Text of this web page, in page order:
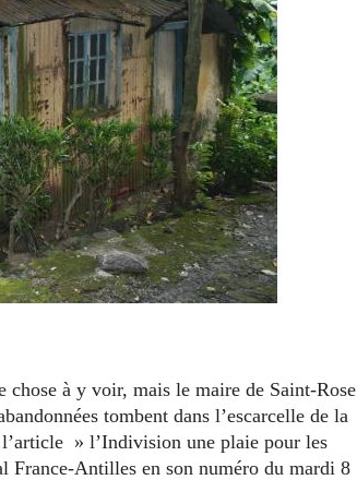
à y voir, mais le maire de Saint-Rose
tombent dans l’escarcelle de la
» l’Indivision une plaie pour les
France-Antilles en son numéro du mardi 8